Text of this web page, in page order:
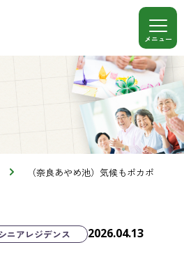
（奈良あやめ池）気候もポカポ
ニアレジデンス 2026.04.13